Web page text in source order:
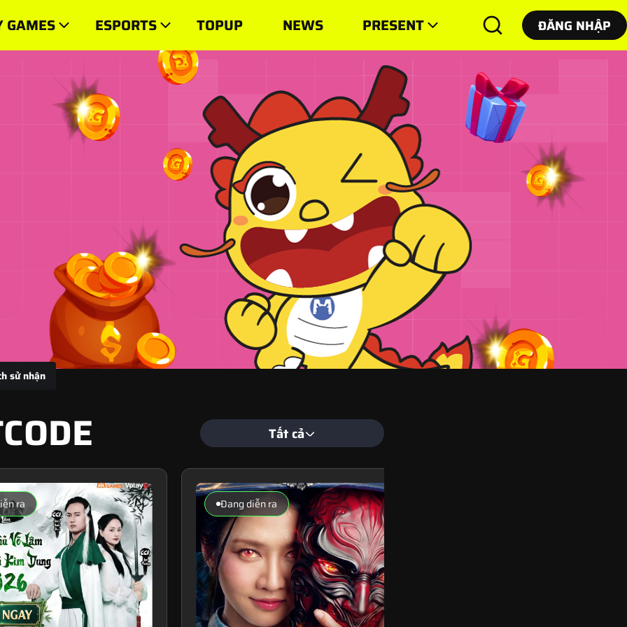
GAMES ESPORTS TOPUP NEWS PRESENT
ĐĂNG NHẬP
ĐĂNG NHẬP
sử nhận
Tất cả
ra Đang diễn ra